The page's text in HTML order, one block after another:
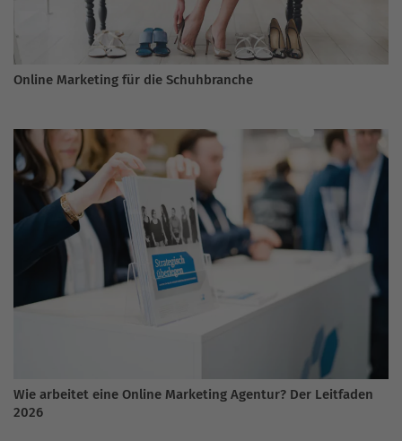
Online Marketing für die Schuhbranche
Wie arbeitet eine Online Marketing Agentur? Der Leitfaden
2026